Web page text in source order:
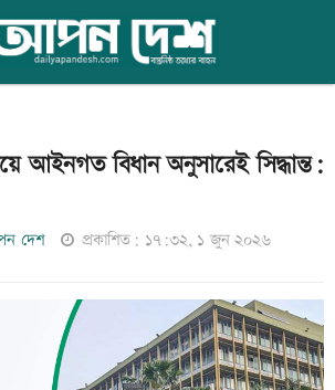
আইনগত বিধান অনুসারেই সিদ্ধান্ত:
দেশ প্রকাশিত: ১৭:৩২, ১ জুন ২০২৬